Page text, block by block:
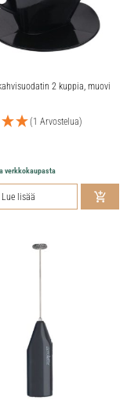
2 kuppia, muovi
(1 Arvostelua)
verkkokaupasta
Lue lisää